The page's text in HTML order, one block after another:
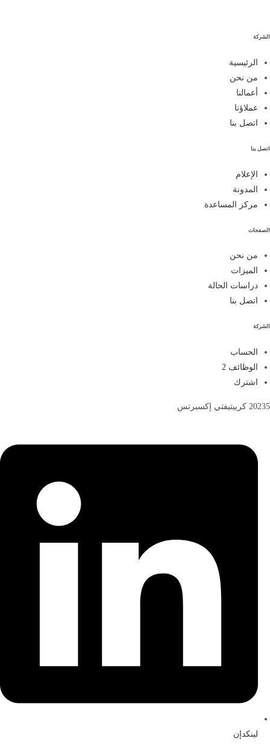
الشركة
الرئيسية
من نحن
أعمالنا
عملاؤنا
اتصل بنا
اتصل بنا
الإعلام
المدونة
مركز المساعدة
الصفحات
من نحن
الميزات
دراسات الحالة
اتصل بنا
الشركة
الحساب
الوظائف 2
اشترك
20235 كرييتيفتي إكسبرتس
لينكدإن